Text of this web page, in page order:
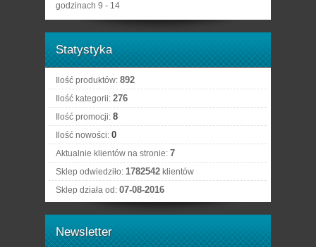
godzinach 9 - 14
Statystyka
Ilość produktów: 892
Ilość kategorii: 276
Ilość promocji: 8
Ilość nowości: 0
Aktualnie klientów na stronie: 7
Sklep odwiedziło: 1782542 klientów
Sklep działa od: 07-08-2016
Newsletter